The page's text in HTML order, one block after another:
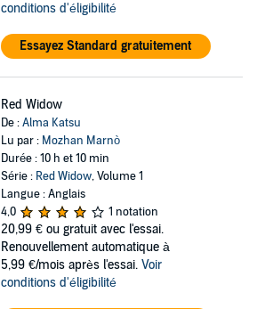
conditions d'éligibilité
Essayez Standard gratuitement
Red Widow
De :Alma Katsu
Lu par : Mozhan Marnò
Durée : 10 h et 10 min
Série : Red Widow, Volume 1
Langue : Anglais
4,0
1 notation
20,99 € ou gratuit avec l'essai.
Renouvellement automatique à
5,99 €/mois après l'essai. Voir
conditions d'éligibilité